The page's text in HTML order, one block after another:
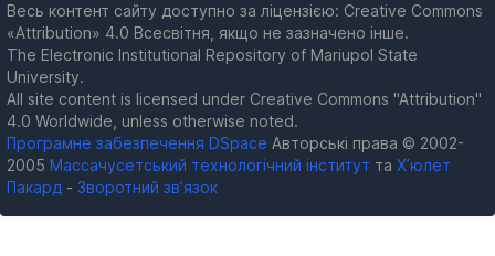
Весь контент сайту доступно за ліцензією: Creative Commons
«Attribution» 4.0 Всесвітня, якщо не зазначено інше.
The Electronic Institutional Repository of Mariupol State
University.
All site content is licensed under Creative Commons "Attribution"
4.0 Worldwide, unless otherwise noted.
Програмне забезпечення DSpace Авторські права © 2002-
2005 Массачусетський технологічний інститут та Х’юлет
Пакард - Зворотний зв’язок